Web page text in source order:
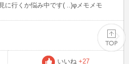
に行くか悩み中です( ..)φメモメモ
いいね +27